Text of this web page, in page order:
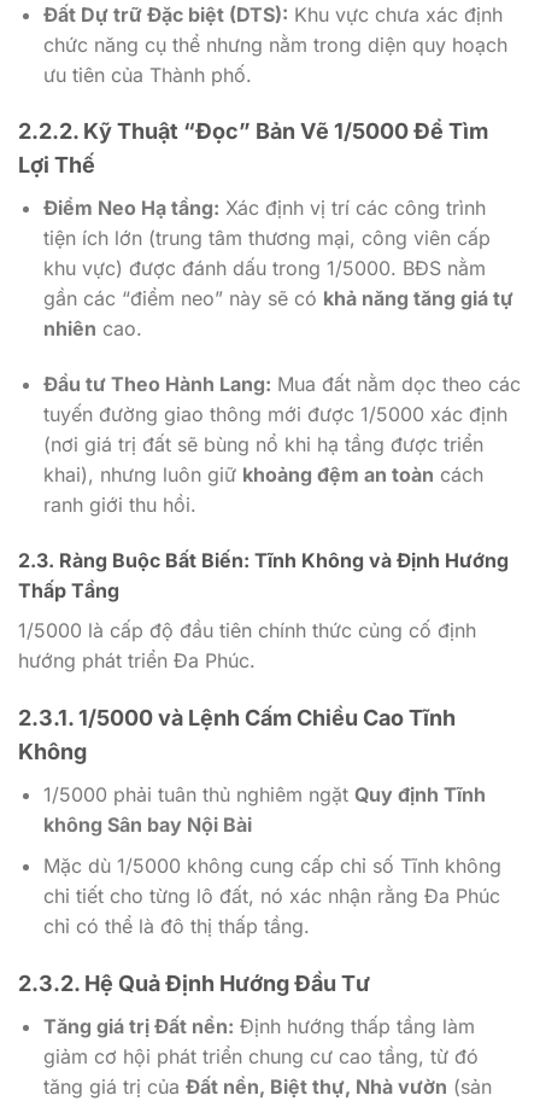
Đất Dự trữ Đặc biệt (DTS): Khu vực chưa xác định
chức năng cụ thể nhưng nằm trong diện quy hoạch
ưu tiên của Thành phố.
2.2.2. Kỹ Thuật “Đọc” Bản Vẽ 1/5000 Để Tìm
Lợi Thế
Điểm Neo Hạ tầng: Xác định vị trí các công trình
tiện ích lớn (trung tâm thương mại, công viên cấp
khu vực) được đánh dấu trong 1/5000. BĐS nằm
gần các “điểm neo” này sẽ có khả năng tăng giá tự
nhiên cao.
Đầu tư Theo Hành Lang: Mua đất nằm dọc theo các
tuyến đường giao thông mới được 1/5000 xác định
(nơi giá trị đất sẽ bùng nổ khi hạ tầng được triển
khai), nhưng luôn giữ khoảng đệm an toàn cách
ranh giới thu hồi.
2.3. Ràng Buộc Bất Biến: Tĩnh Không và Định Hướng
Thấp Tầng
1/5000 là cấp độ đầu tiên chính thức củng cố định
hướng phát triển Đa Phúc.
2.3.1.1/5000và Lệnh Cấm Chiều Cao Tĩnh
Không
1/5000 phải tuân thủ nghiêm ngặt Quy định Tĩnh
không Sân bay Nội Bài
Mặc dù 1/5000 không cung cấp chỉ số Tĩnh không
chi tiết cho từng lô đất, nó xác nhận rằng Đa Phúc
chỉ có thể là đô thị thấp tầng.
2.3.2. Hệ Quả Định Hướng Đầu Tư
Tăng giá trị Đất nền: Định hướng thấp tầng làm
giảm cơ hội phát triển chung cư cao tầng, từ đó
tăng giá trị của Đất nền, Biệt thự, Nhà vườn (sản